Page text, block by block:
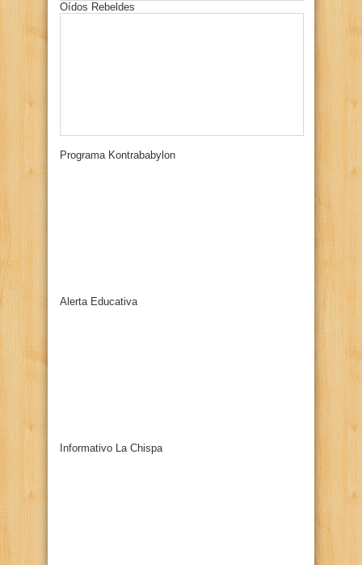
Oídos Rebeldes
Programa Kontrababylon
Alerta Educativa
Informativo La Chispa